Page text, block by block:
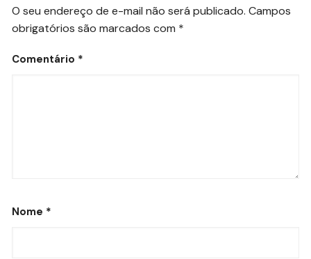
O seu endereço de e-mail não será publicado. Campos
obrigatórios são marcados com *
Comentário *
Nome *